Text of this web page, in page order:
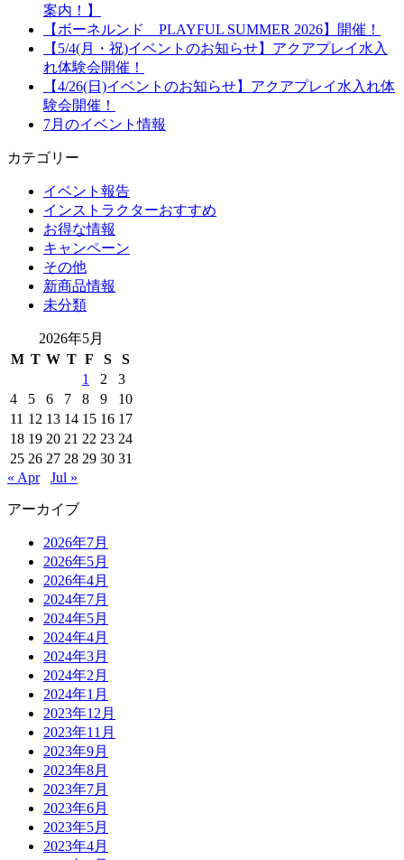
案内！】
【ボーネルンド PLAYFUL SUMMER 2026】開催！
【5/4(月・祝)イベントのお知らせ】アクアプレイ水入
れ体験会開催！
【4/26(日)イベントのお知らせ】アクアプレイ水入れ体
験会開催！
7月のイベント情報
カテゴリー
イベント報告
インストラクターおすすめ
お得な情報
キャンペーン
その他
新商品情報
未分類
2026年5月
M T W T F S
S
1
2
3
4
5 6 7 8 9
10
11 12 13 14 15 16 17
18 19 20 21 22 23 24
25 26 27 28 29 30 31
« Apr
Jul »
アーカイブ
2026年7月
2026年5月
2026年4月
2024年7月
2024年5月
2024年4月
2024年3月
2024年2月
2024年1月
2023年12月
2023年11月
2023年9月
2023年8月
2023年7月
2023年6月
2023年5月
2023年4月